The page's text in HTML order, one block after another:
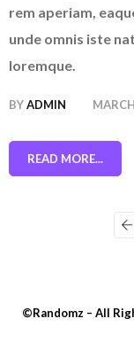
rem aperiam,
unde omnis iste
loremque.
BYADMIN
READ MORE...
©Randomz – All